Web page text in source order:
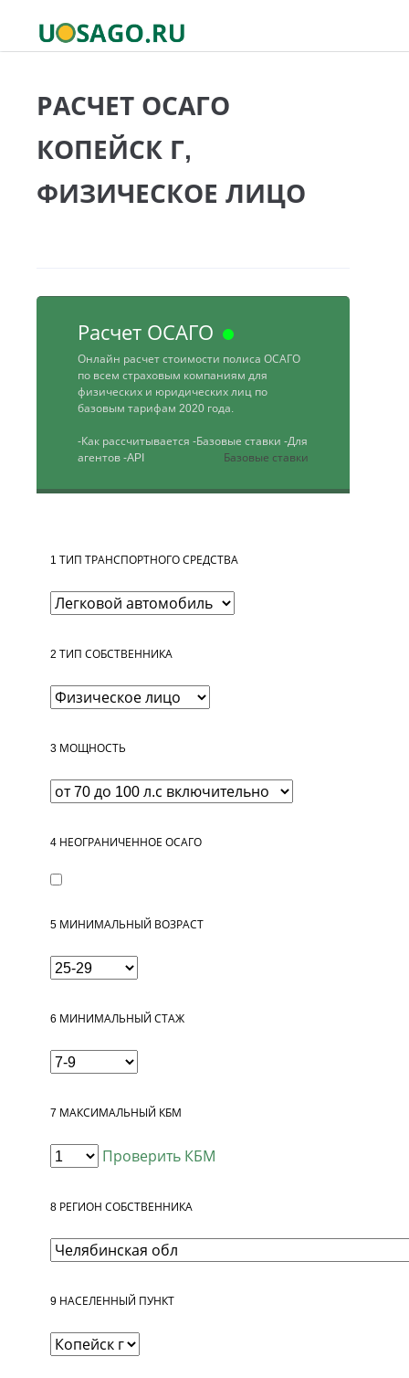
РАСЧЕТ ОСАГО
КОПЕЙСК Г,
ФИЗИЧЕСКОЕ ЛИЦО
Расчет ОСАГО
Онлайн расчет стоимости полиса ОСАГО
по всем страховым компаниям для
физических и юридических лиц по
базовым тарифам 2020 года.
-Как рассчитывается -Базовые ставки -Для
агентов-API Базовые ставки
1 ТИП ТРАНСПОРТНОГО СРЕДСТВА
2 ТИП СОБСТВЕННИКА
3 МОЩНОСТЬ
4 НЕОГРАНИЧЕННОЕ ОСАГО
5 МИНИМАЛЬНЫЙ ВОЗРАСТ
6 МИНИМАЛЬНЫЙ СТАЖ
7 МАКСИМАЛЬНЫЙ КБМ
Проверить КБМ
8 РЕГИОН СОБСТВЕННИКА
9 НАСЕЛЕННЫЙ ПУНКТ